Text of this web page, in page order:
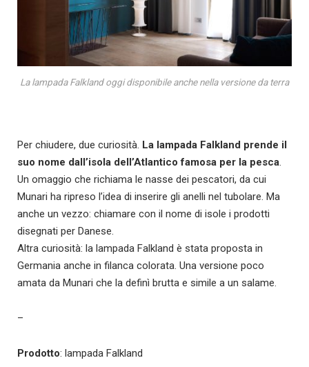
La lampada Falkland oggi disponibile anche nella versione da terra
Per chiudere, due curiosità. La lampada Falkland prende il
suo nome dall’isola dell’Atlantico famosa per la pesca.
Un omaggio che richiama le nasse dei pescatori, da cui
Munari ha ripreso l’idea di inserire gli anelli nel tubolare. Ma
anche un vezzo: chiamare con il nome di isole i prodotti
disegnati per Danese.
Altra curiosità: la lampada Falkland è stata proposta in
Germania anche in filanca colorata. Una versione poco
amata da Munari che la definì brutta e simile a un salame.
–
Prodotto: lampada Falkland